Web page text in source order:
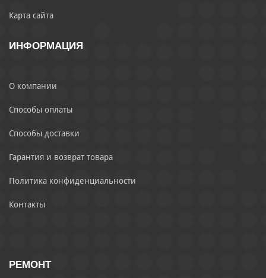
Карта сайта
ИНФОРМАЦИЯ
О компании
Способы оплаты
Способы доставки
Гарантия и возврат товара
Политика конфиденциальности
Контакты
РЕМОНТ